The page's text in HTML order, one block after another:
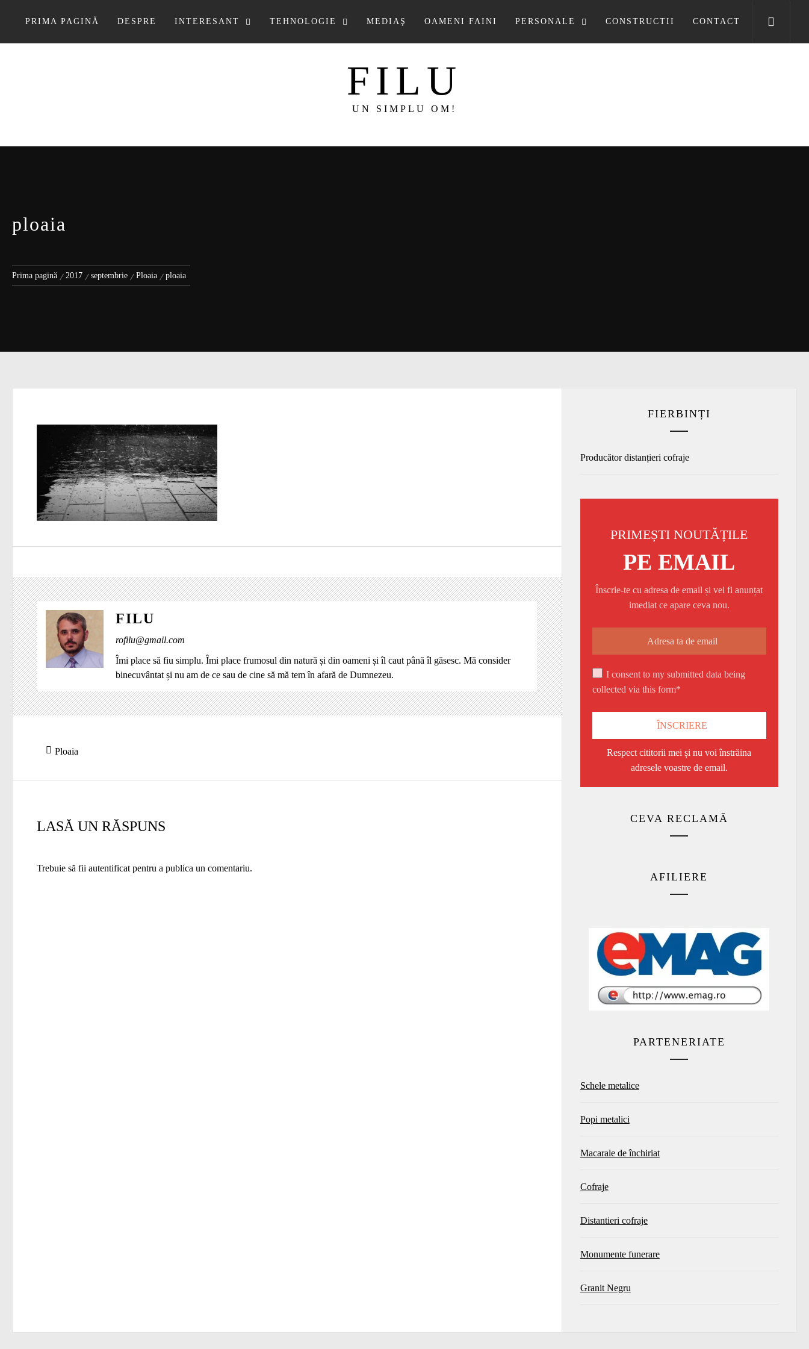
PRIMA PAGINĂ DESPRE INTERESANT TEHNOLOGIE MEDIAŞ OAMENI FAINI PERSONALE CONSTRUCTII CONTACT
FILU
UN SIMPLU OM!
ploaia
Prima pagină 2017 septembrie Ploaia ploaia
FILU
rofilu@gmail.com
Îmi place să fiu simplu. Îmi place frumosul din natură și din oameni și îl caut până îl găsesc. Mă consider
binecuvântat și nu am de ce sau de cine să mă tem în afară de Dumnezeu.
Navigare
articole
Articolul
Ploaia
LASĂ UN RĂSPUNS
Trebuie să fii autentificat pentru a publica un comentariu.
FIERBINȚI
Producător distanțieri cofraje
PRIMEȘTI NOUTĂȚILE
PE EMAIL
Înscrie-te cu adresa de email și vei fi anunțat
imediat ce apare ceva nou.
I consent to my submitted data being
collected via this form*
Respect cititorii mei și nu voi înstrăina
adresele voastre de email.
CEVA RECLAMĂ
AFILIERE
PARTENERIATE
Schele metalice
Popi metalici
Macarale de închiriat
Cofraje
Distantieri cofraje
Monumente funerare
Granit Negru